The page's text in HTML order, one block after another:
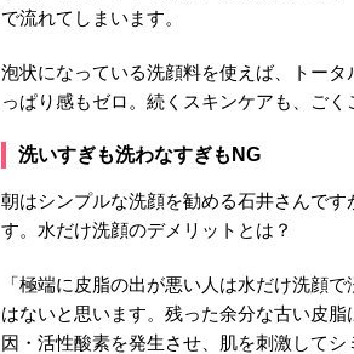
で流れてしまいます。
泡状になっている洗顔料を使えば、トー
っぱり感もゼロ。続くスキンケアも、ご
洗いすぎも洗わなすぎもNG
朝はシンプルな洗顔を勧める石井さんで
す。水だけ洗顔のデメリットとは？
「極端に皮脂の出が悪い人は水だけ洗顔
はないと思います。残った余分な古い皮
因・活性酸素を発生させ、肌を刺激して